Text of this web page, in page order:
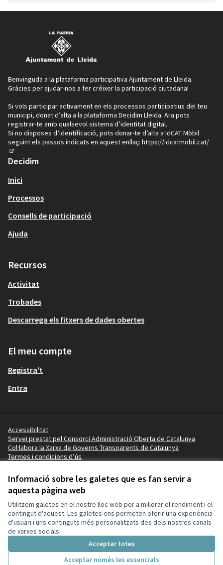
Informació sobre les galetes que es fan servir a
aquesta pàgina web
Utilitzem galetes en el nostre lloc web per a millorar el rendiment i el
contingut d'aquest. Les galetes ens permeten oferir una experiència
d'usuari i uns continguts més personalitzats des dels nostres canals
de xarxes socials.
Acceptar totes
Acceptar només les essencials
Benvinguda a la plataforma participativa Ajuntament de Lleida.
Gràcies per ajudar-nos a fer créixer la participació ciutadana!
Si vols participar activament en els processos participatius del teu
municipi, donat d’alta a la plataforma Decidim Lleida. Ara pots
registrar-te amb qualsevol sistema d’identitat digital.
Si no disposes d’identificació, pots donar-te d’alta a IdCAT Mòbil
seguint els passos indicats en aquest enllaç: https://idcatmobil.cat/
(Enllaç extern)
Decidim
Inici
Processos
Consells de participació
Ajuda
Recursos
Activitat
Trobades
Descarrega els fitxers de dades obertes
El meu compte
Registra't
Entra
Accessibilitat
Servei prestat pel Consorci Administració Oberta de Catalunya
Col·labora la Xarxa de Governs Transparents de Catalunya
Termes i condicions d’ús
Termes i condicions
Configuració de les galetes
Ajuntament de Lleida a X
(Enllaç extern)
Ajuntament de Lleida a Facebook
(Enllaç extern)
Ajuntament de Lleida a Instagram
(Enllaç extern)
Ajuntament de Lleida a YouTube
(Enllaç extern)
Web creada amb
(Enllaç extern)
Amb
(Enllaç